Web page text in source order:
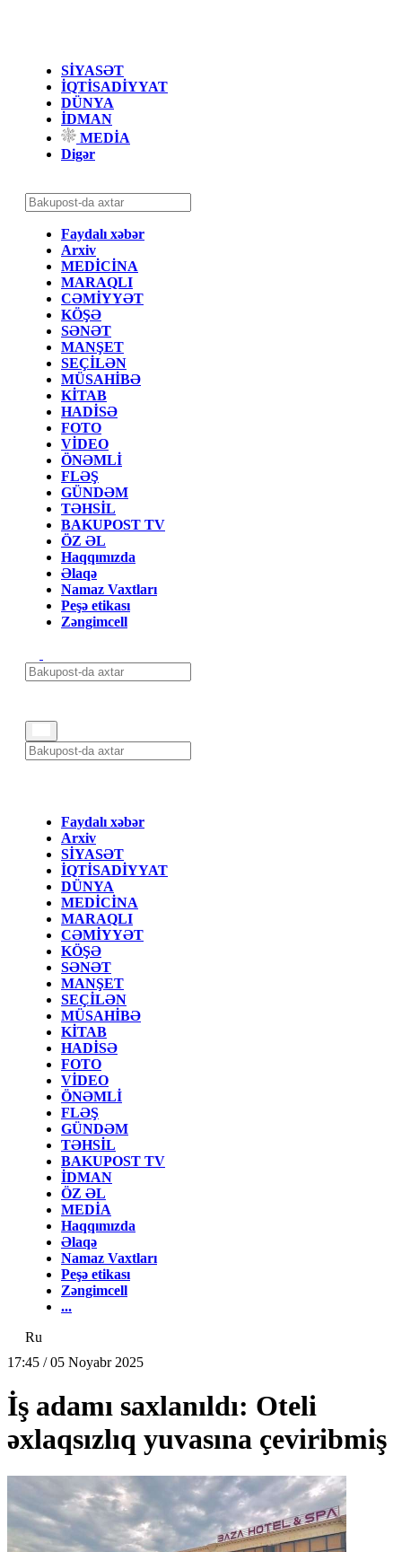
SİYASƏT
İQTİSADİYYAT
DÜNYA
İDMAN
MEDİA
Digər
Faydalı xəbər
Arxiv
MEDİCİNA
MARAQLI
CƏMİYYƏT
KÖŞƏ
SƏNƏT
MANŞET
SEÇİLƏN
MÜSAHİBƏ
KİTAB
HADİSƏ
FOTO
VİDEO
ÖNƏMLİ
FLƏŞ
GÜNDƏM
TƏHSİL
BAKUPOST TV
ÖZ ƏL
Haqqımızda
Əlaqə
Namaz Vaxtları
Peşə etikası
Zəngimcell
Faydalı xəbər
Arxiv
SİYASƏT
İQTİSADİYYAT
DÜNYA
MEDİCİNA
MARAQLI
CƏMİYYƏT
KÖŞƏ
SƏNƏT
MANŞET
SEÇİLƏN
MÜSAHİBƏ
KİTAB
HADİSƏ
FOTO
VİDEO
ÖNƏMLİ
FLƏŞ
GÜNDƏM
TƏHSİL
BAKUPOST TV
İDMAN
ÖZ ƏL
MEDİA
Haqqımızda
Əlaqə
Namaz Vaxtları
Peşə etikası
Zəngimcell
...
Ru
17:45 / 05 Noyabr 2025
İş adamı saxlanıldı: Oteli
əxlaqsızlıq yuvasına çeviribmiş